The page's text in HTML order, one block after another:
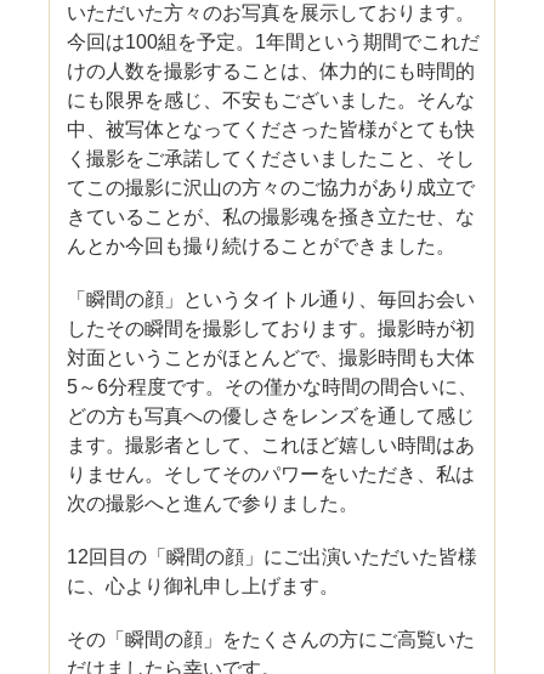
いただいた方々のお写真を展示しております。
今回は100組を予定。1年間という期間でこれだ
けの人数を撮影することは、体力的にも時間的
にも限界を感じ、不安もございました。そんな
中、被写体となってくださった皆様がとても快
く撮影をご承諾してくださいましたこと、そし
てこの撮影に沢山の方々のご協力があり成立で
きていることが、私の撮影魂を掻き立たせ、な
んとか今回も撮り続けることができました。
「瞬間の顔」というタイトル通り、毎回お会い
したその瞬間を撮影しております。撮影時が初
対面ということがほとんどで、撮影時間も大体
5～6分程度です。その僅かな時間の間合いに、
どの方も写真への優しさをレンズを通して感じ
ます。撮影者として、これほど嬉しい時間はあ
りません。そしてそのパワーをいただき、私は
次の撮影へと進んで参りました。
12回目の「瞬間の顔」にご出演いただいた皆様
に、心より御礼申し上げます。
その「瞬間の顔」をたくさんの方にご高覧いた
だけましたら幸いです。